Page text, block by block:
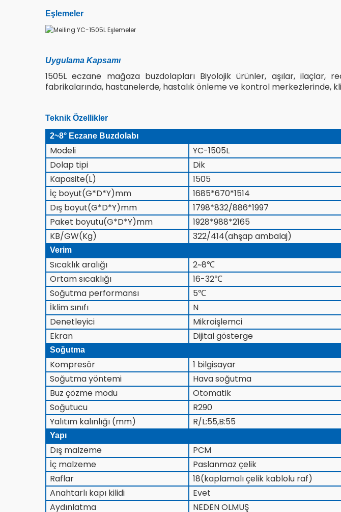
Eşlemeler
Uygulama Kapsamı
1505L eczane mağaza buzdolapları Biyolojik ürünler, aşılar, ilaçlar,
fabrikalarında, hastanelerde, hastalık önleme ve kontrol merkezlerinde,
Teknik Özellikler
2~8° Eczane Buzdolabı
Modeli
YC-1505L
Dolap tipi
Dik
Kapasite(L)
1505
İç boyut(G*D*Y)mm
1685*670*1514
Dış boyut(G*D*Y)mm
1798*832/886*1997
Paket boyutu(G*D*Y)mm
1928*988*2165
KB/GW(Kg)
322/414(ahşap ambalaj)
Verim
Sıcaklık aralığı 2~8℃
Ortam sıcaklığı
16-32℃
Soğutma performansı
5℃
İklim sınıfı
N
Denetleyici
Mikroişlemci
Ekran
Dijital gösterge
Soğutma
Kompresör
1 bilgisayar
Soğutma yöntemi
Hava soğutma
Buz çözme modu
Otomatik
Soğutucu
R290
Yalıtım kalınlığı (mm)
R/L:55,B:55
Yapı
Dış malzeme
PCM
İç malzeme
Paslanmaz çelik
Raflar
18(kaplamalı çelik kablolu raf)
Anahtarlı kapı kilidi
Evet
Aydınlatma
NEDEN OLMUŞ